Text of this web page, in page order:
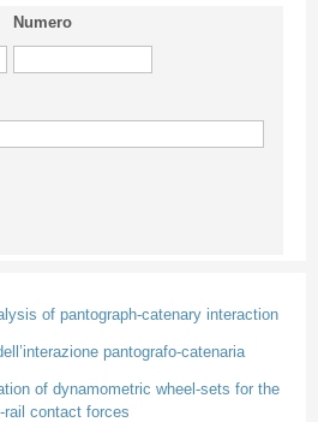
Numero
of pantograph-catenary interaction
pantografo-catenaria
of dynamometric wheel-sets for the
rail contact forces